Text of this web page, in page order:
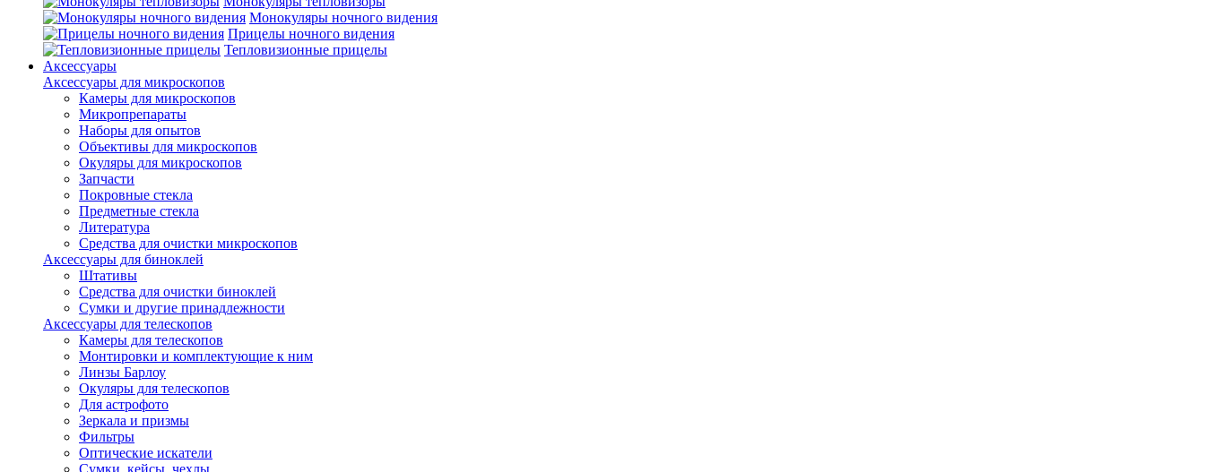
Монокуляры ночного видения
Прицелы ночного видения
Тепловизионные прицелы
Аксессуары
Аксессуары для микроскопов
Камеры для микроскопов
Микропрепараты
Наборы для опытов
Объективы для микроскопов
Окуляры для микроскопов
Запчасти
Покровные стекла
Предметные стекла
Литература
Средства для очистки микроскопов
Аксессуары для биноклей
Штативы
Средства для очистки биноклей
Сумки и другие принадлежности
Аксессуары для телескопов
Камеры для телескопов
Монтировки и комплектующие к ним
Линзы Барлоу
Окуляры для телескопов
Для астрофото
Зеркала и призмы
Фильтры
Оптические искатели
Сумки, кейсы, чехлы